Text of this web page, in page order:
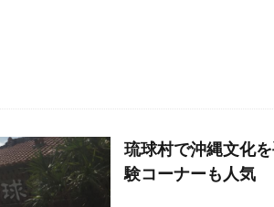
琉球村で沖縄文化
験コーナーも人気